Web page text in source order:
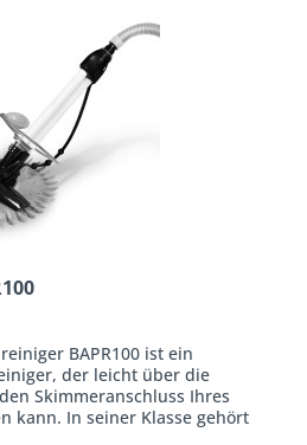
BAPR100 ist ein
der leicht über die
Skimmeranschluss Ihres
kann. In seiner Klasse gehört